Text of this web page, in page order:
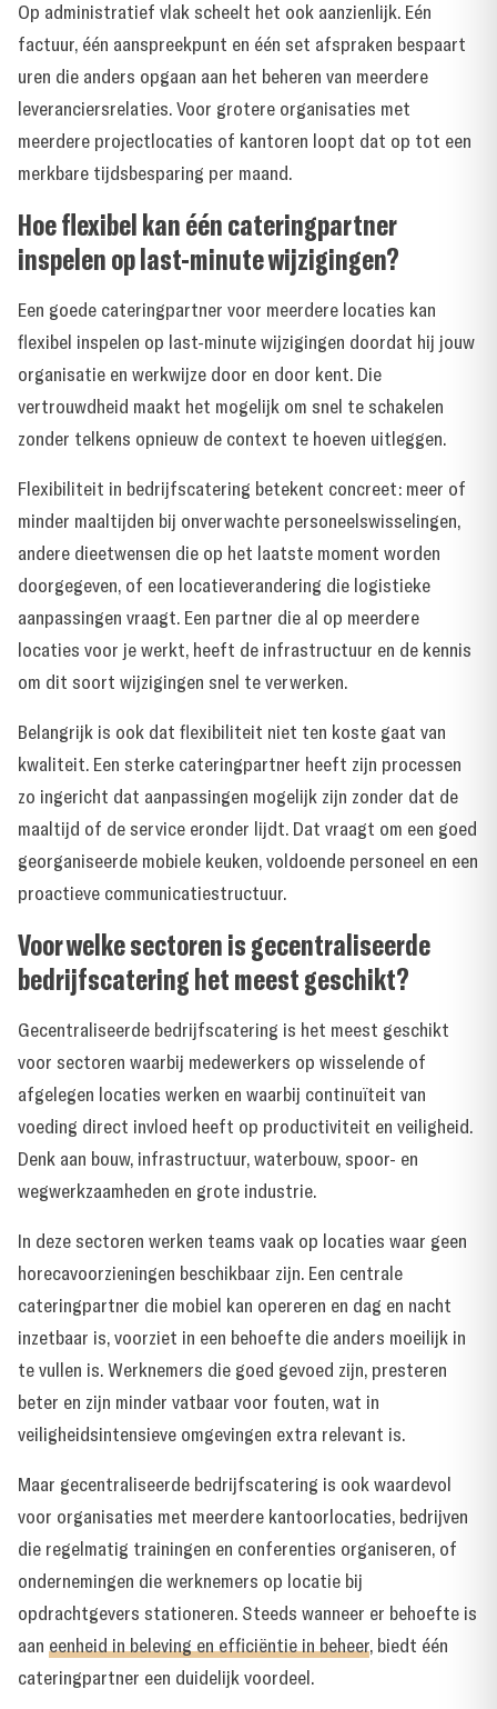
Op administratief vlak scheelt het ook aanzienlijk. Eén
factuur, één aanspreekpunt en één set afspraken bespaart
uren die anders opgaan aan het beheren van meerdere
leveranciersrelaties. Voor grotere organisaties met
meerdere projectlocaties of kantoren loopt dat op tot een
merkbare tijdsbesparing per maand.
Hoe flexibel kan één cateringpartner
inspelen op last-minute wijzigingen?
Een goede cateringpartner voor meerdere locaties kan
flexibel inspelen op last-minute wijzigingen doordat hij jouw
organisatie en werkwijze door en door kent. Die
vertrouwdheid maakt het mogelijk om snel te schakelen
zonder telkens opnieuw de context te hoeven uitleggen.
Flexibiliteit in bedrijfscatering betekent concreet: meer of
minder maaltijden bij onverwachte personeelswisselingen,
andere dieetwensen die op het laatste moment worden
doorgegeven, of een locatieverandering die logistieke
aanpassingen vraagt. Een partner die al op meerdere
locaties voor je werkt, heeft de infrastructuur en de kennis
om dit soort wijzigingen snel te verwerken.
Belangrijk is ook dat flexibiliteit niet ten koste gaat van
kwaliteit. Een sterke cateringpartner heeft zijn processen
zo ingericht dat aanpassingen mogelijk zijn zonder dat de
maaltijd of de service eronder lijdt. Dat vraagt om een goed
georganiseerde mobiele keuken, voldoende personeel en een
proactieve communicatiestructuur.
Voor welke sectoren is gecentraliseerde
bedrijfscatering het meest geschikt?
Gecentraliseerde bedrijfscatering is het meest geschikt
voor sectoren waarbij medewerkers op wisselende of
afgelegen locaties werken en waarbij continuïteit van
voeding direct invloed heeft op productiviteit en veiligheid.
Denk aan bouw, infrastructuur, waterbouw, spoor- en
wegwerkzaamheden en grote industrie.
In deze sectoren werken teams vaak op locaties waar geen
horecavoorzieningen beschikbaar zijn. Een centrale
cateringpartner die mobiel kan opereren en dag en nacht
inzetbaar is, voorziet in een behoefte die anders moeilijk in
te vullen is. Werknemers die goed gevoed zijn, presteren
beter en zijn minder vatbaar voor fouten, wat in
veiligheidsintensieve omgevingen extra relevant is.
Maar gecentraliseerde bedrijfscatering is ook waardevol
voor organisaties met meerdere kantoorlocaties, bedrijven
die regelmatig trainingen en conferenties organiseren, of
ondernemingen die werknemers op locatie bij
opdrachtgevers stationeren. Steeds wanneer er behoefte is
aan eenheid in beleving en efficiëntie in beheer, biedt één
cateringpartner een duidelijk voordeel.